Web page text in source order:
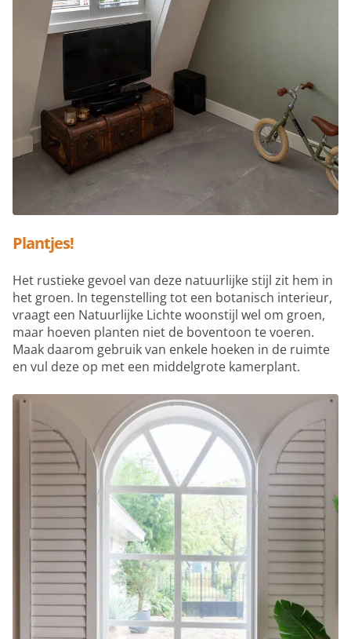
Plantjes!
Het rustieke gevoel van deze natuurlijke stijl zit hem in
het groen. In tegenstelling tot een botanisch interieur,
vraagt een Natuurlijke Lichte woonstijl wel om groen,
maar hoeven planten niet de boventoon te voeren.
Maak daarom gebruik van enkele hoeken in de ruimte
en vul deze op met een middelgrote kamerplant.